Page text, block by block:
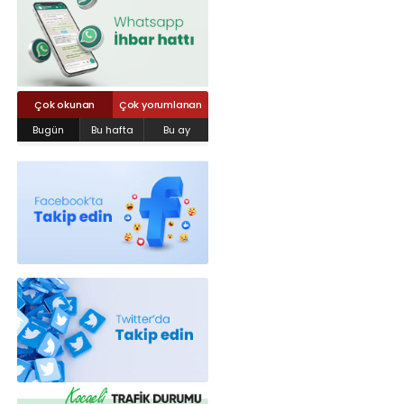
Çok okunan
Çok yorumlanan
Bugün
Bu hafta Bu ay
Yahya Kaptan Mahallesi Akkavaklar
kocaelisokak@gmail.com